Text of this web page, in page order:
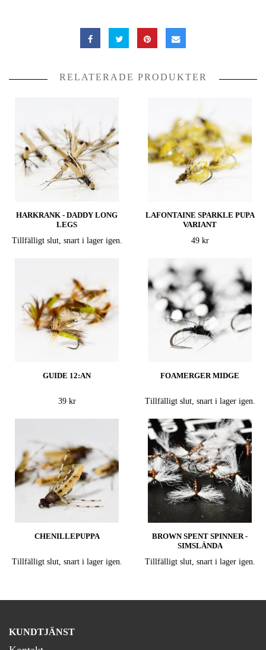
RELATERADE PRODUKTER
HARKRANK - DADDY LONG
LEGS
Tillfälligt slut, snart i lager igen.
LAFONTAINE SPARKLE PUPA
VARIANT
49 kr
GUIDE 12:AN
39 kr
FOAMERGER MIDGE
Tillfälligt slut, snart i lager igen.
CHENILLEPUPPA
Tillfälligt slut, snart i lager igen.
BROWN SPENT SPINNER -
SIMSLÄNDA
Tillfälligt slut, snart i lager igen.
KUNDTJÄNST